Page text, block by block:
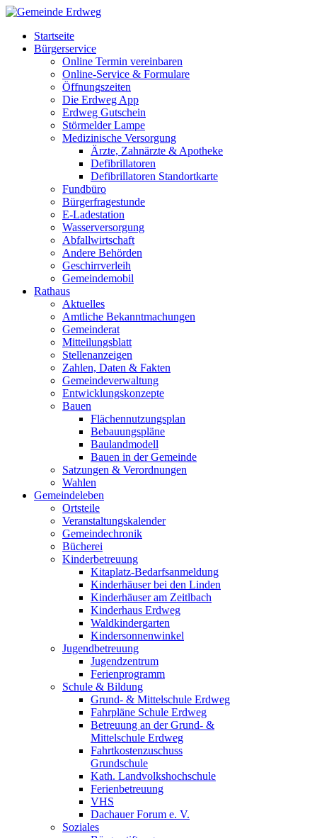
Startseite
Bürgerservice
Online Termin vereinbaren
Online-Service & Formulare
Öffnungszeiten
Die Erdweg App
Erdweg Gutschein
Störmelder Lampe
Medizinische Versorgung
Ärzte, Zahnärzte & Apotheke
Defibrillatoren
Defibrillatoren Standortkarte
Fundbüro
Bürgerfragestunde
E-Ladestation
Wasserversorgung
Abfallwirtschaft
Andere Behörden
Geschirrverleih
Gemeindemobil
Rathaus
Aktuelles
Amtliche Bekanntmachungen
Gemeinderat
Mitteilungsblatt
Stellenanzeigen
Zahlen, Daten & Fakten
Gemeindeverwaltung
Entwicklungskonzepte
Bauen
Flächennutzungsplan
Bebauungspläne
Baulandmodell
Bauen in der Gemeinde
Satzungen & Verordnungen
Wahlen
Gemeindeleben
Ortsteile
Veranstaltungskalender
Gemeindechronik
Bücherei
Kinderbetreuung
Kitaplatz-Bedarfsanmeldung
Kinderhäuser bei den Linden
Kinderhäuser am Zeitlbach
Kinderhaus Erdweg
Waldkindergarten
Kindersonnenwinkel
Jugendbetreuung
Jugendzentrum
Ferienprogramm
Schule & Bildung
Grund- & Mittelschule Erdweg
Fahrpläne Schule Erdweg
Betreuung an der Grund- &
Mittelschule Erdweg
Fahrtkostenzuschuss
Grundschule
Kath. Landvolkshochschule
Ferienbetreuung
VHS
Dachauer Forum e. V.
Soziales